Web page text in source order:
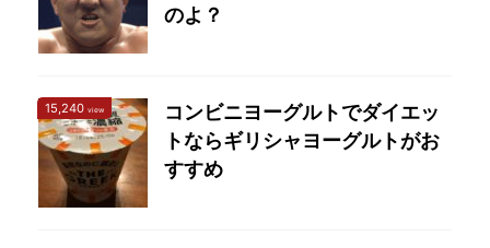
か？とよく問われます
が、なぜか飽きずに見続
せられている魅力がプロ
レスにあります。 そんな
立派なプロレスオタクの
私が、プロレス観戦デビ
ューをしたいあなたの為
クリスティアーノ・ロナ
ウドの体作りをサポート
する会社とは？ クリステ
のよ？
15,240 view
コンビニヨーグルトでダイエッ
トならギリシャヨーグルトがお
すすめ